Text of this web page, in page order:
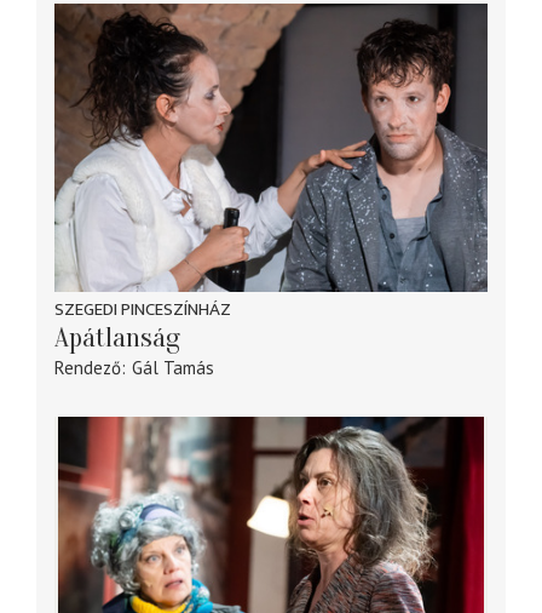
SZEGEDI PINCESZÍNHÁZ
Apátlanság
Rendező Gál Tamás